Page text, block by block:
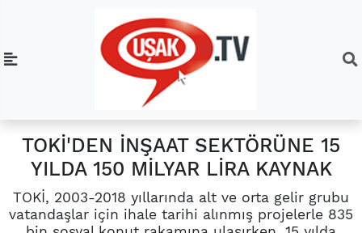
TOKİ'DEN İNŞAAT SEKTÖRÜNE 15
YILDA 150 MİLYAR LİRA KAYNAK
TOKİ, 2003-2018 yıllarında alt ve orta gelir grubu
vatandaşlar için ihale tarihi alınmış projelerle 835